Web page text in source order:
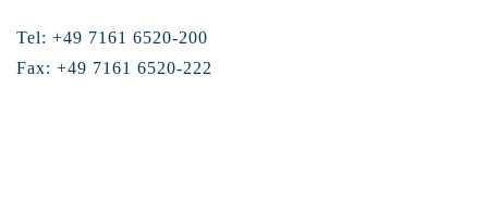
Tel: +49 7161 6520-200
Fax: +49 7161 6520-222